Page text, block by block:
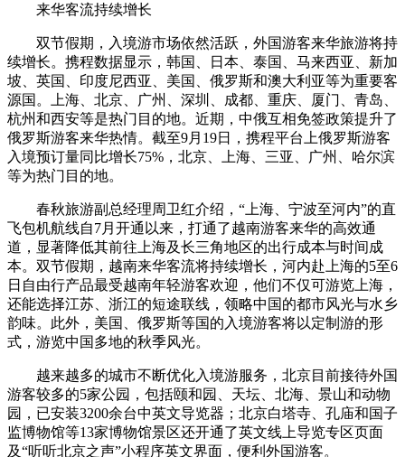
来华客流持续增长
双节假期，入境游市场依然活跃，外国游客来华旅游将持
续增长。携程数据显示，韩国、日本、泰国、马来西亚、新加
坡、英国、印度尼西亚、美国、俄罗斯和澳大利亚等为重要客
源国。上海、北京、广州、深圳、成都、重庆、厦门、青岛、
杭州和西安等是热门目的地。近期，中俄互相免签政策提升了
俄罗斯游客来华热情。截至9月19日，携程平台上俄罗斯游客
入境预订量同比增长75%，北京、上海、三亚、广州、哈尔滨
等为热门目的地。
春秋旅游副总经理周卫红介绍，“上海、宁波至河内”的直
飞包机航线自7月开通以来，打通了越南游客来华的高效通
道，显著降低其前往上海及长三角地区的出行成本与时间成
本。双节假期，越南来华客流将持续增长，河内赴上海的5至6
日自由行产品最受越南年轻游客欢迎，他们不仅可游览上海，
还能选择江苏、浙江的短途联线，领略中国的都市风光与水乡
韵味。此外，美国、俄罗斯等国的入境游客将以定制游的形
式，游览中国多地的秋季风光。
越来越多的城市不断优化入境游服务，北京目前接待外国
游客较多的5家公园，包括颐和园、天坛、北海、景山和动物
园，已安装3200余台中英文导览器；北京白塔寺、孔庙和国子
监博物馆等13家博物馆景区还开通了英文线上导览专区页面
及“听听北京之声”小程序英文界面，便利外国游客。